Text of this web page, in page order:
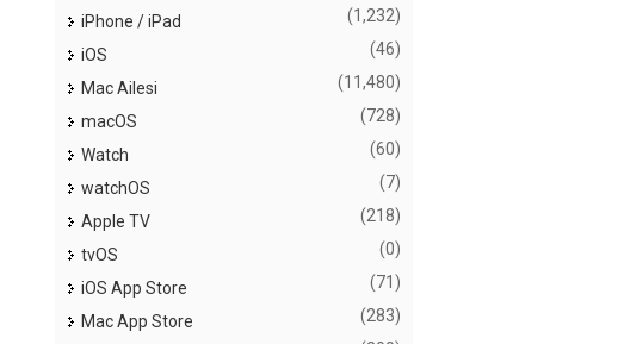
iPhone / iPad
(1,232)
iOS (46)
Mac Ailesi (11,480)
macOS (728)
Watch (60)
watchOS (7)
Apple TV (218)
tvOS (0)
iOS App Store (71)
Mac App Store (283)